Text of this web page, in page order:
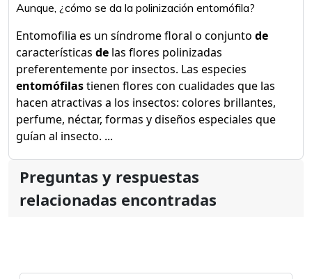
Aunque, ¿cómo se da la polinización entomófila?
Entomofilia es un síndrome floral o conjunto de
características de las flores polinizadas
preferentemente por insectos. Las especies
entomófilastienen flores con cualidades que las
hacen atractivas a los insectos: colores brillantes,
perfume, néctar, formas y diseños especiales que
guían al insecto. ...
Preguntas y respuestas
relacionadas encontradas